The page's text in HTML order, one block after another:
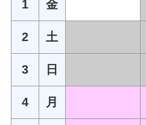
1 金
2 土
3 日
4 月